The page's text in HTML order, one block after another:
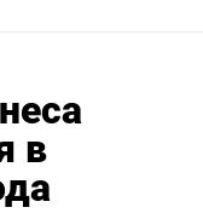
в